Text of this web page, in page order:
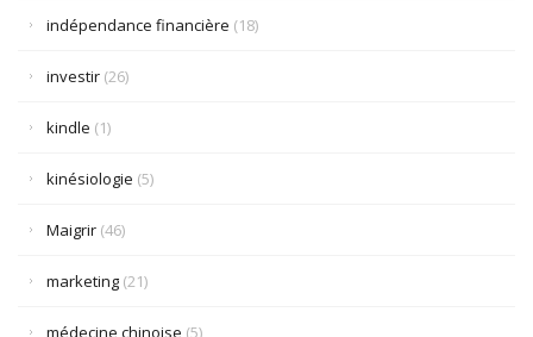
indépendance financière (18)
investir (26)
kindle (1)
kinésiologie (5)
Maigrir (46)
marketing (21)